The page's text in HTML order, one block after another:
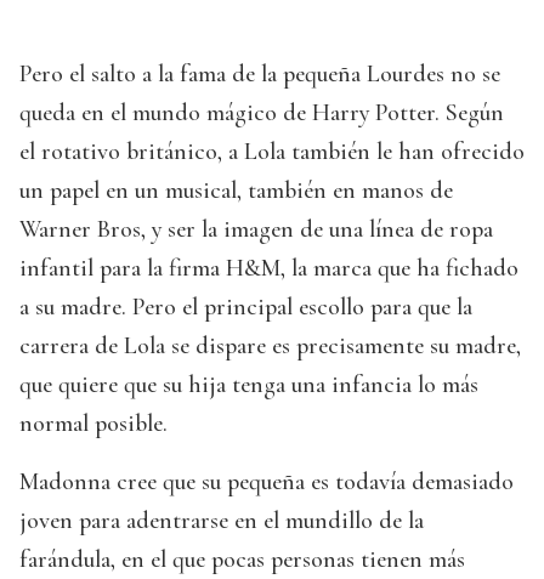
Pero el salto a la fama de la pequeña Lourdes no se
queda en el mundo mágico de Harry Potter. Según
el rotativo británico, a Lola también le han ofrecido
un papel en un musical, también en manos de
Warner Bros, y ser la imagen de una línea de ropa
infantil para la firma H&M, la marca que ha fichado
a su madre. Pero el principal escollo para que la
carrera de Lola se dispare es precisamente su madre,
que quiere que su hija tenga una infancia lo más
normal posible.
Madonna cree que su pequeña es todavía demasiado
joven para adentrarse en el mundillo de la
farándula, en el que pocas personas tienen más